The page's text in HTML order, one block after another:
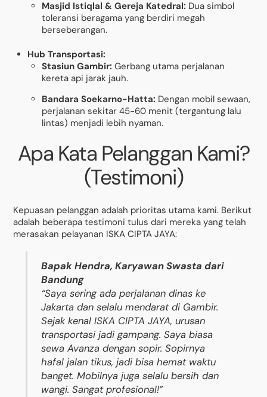
Masjid Istiqlal & Gereja Katedral: Dua simbol
toleransi beragama yang berdiri megah
berseberangan.
Hub Transportasi:
Stasiun Gambir: Gerbang utama perjalanan
kereta api jarak jauh.
Bandara Soekarno-Hatta: Dengan mobil sewaan,
perjalanan sekitar 45-60 menit (tergantung lalu
lintas) menjadi lebih nyaman.
Apa Kata Pelanggan Kami?
(Testimoni)
Kepuasan pelanggan adalah prioritas utama kami. Berikut
adalah beberapa testimoni tulus dari mereka yang telah
merasakan pelayanan ISKA CIPTA JAYA:
Bapak Hendra, Karyawan Swasta dari
Bandung
“Saya sering ada perjalanan dinas ke
Jakarta dan selalu mendarat di Gambir.
Sejak kenal ISKA CIPTA JAYA, urusan
transportasi jadi gampang. Saya biasa
sewa Avanza dengan sopir. Sopirnya
hafal jalan tikus, jadi bisa hemat waktu
banget. Mobilnya juga selalu bersih dan
wangi. Sangat profesional!”